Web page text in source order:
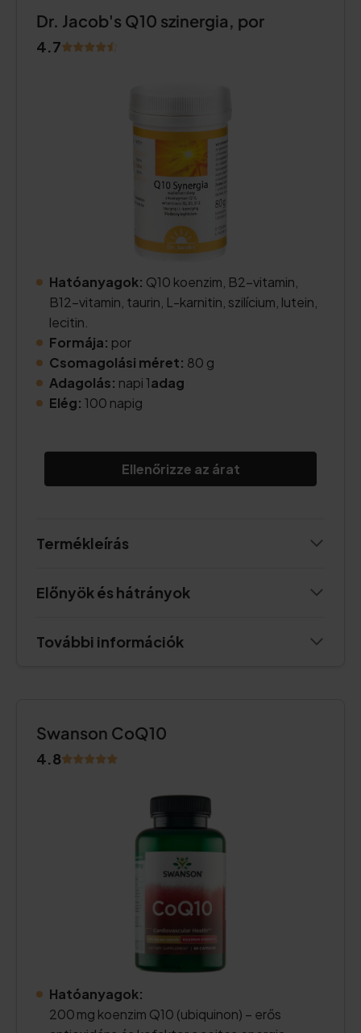
Dr. Jacob's Q10 szinergia, por
4.7
Hatóanyagok: Q10 koenzim, B2-vitamin,
B12-vitamin, taurin, L-karnitin, szilícium, lutein,
lecitin.
Formája: por
Csomagolási méret: 80 g
Adagolás: napi 1adag
Elég: 100 napig
Ellenőrizze az árat
Termékleírás
Előnyök és hátrányok
További információk
Swanson CoQ10
4.8
Hatóanyagok:
200 mg koenzim Q10 (ubiquinon) – erős